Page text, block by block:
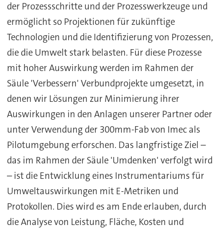
der Prozessschritte und der Prozesswerkzeuge und
ermöglicht so Projektionen für zukünftige
Technologien und die Identifizierung von Prozessen,
die die Umwelt stark belasten. Für diese Prozesse
mit hoher Auswirkung werden im Rahmen der
Säule 'Verbessern' Verbundprojekte umgesetzt, in
denen wir Lösungen zur Minimierung ihrer
Auswirkungen in den Anlagen unserer Partner oder
unter Verwendung der 300mm-Fab von Imec als
Pilotumgebung erforschen. Das langfristige Ziel –
das im Rahmen der Säule 'Umdenken' verfolgt wird
– ist die Entwicklung eines Instrumentariums für
Umweltauswirkungen mit E-Metriken und
Protokollen. Dies wird es am Ende erlauben, durch
die Analyse von Leistung, Fläche, Kosten und